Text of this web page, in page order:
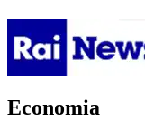
Economia